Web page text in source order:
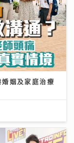
姻及家庭治療